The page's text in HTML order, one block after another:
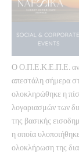
Ο Ο.Π.Ε.Κ.Ε.Π.Ε.
απεστάλη σήμερα
ολοκληρώθηκε η
λογαριασμών των
της βασικής
η οποία
ολοκλήρωση της